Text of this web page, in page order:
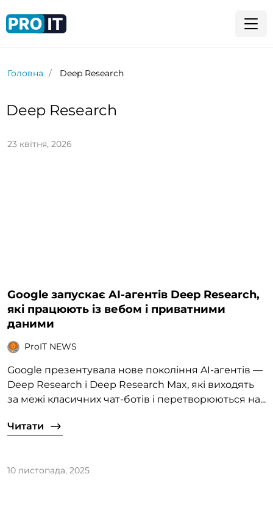
Головна Deep Research
Deep Research
23 квітня, 2026
Google запускає AI-агентів Deep Research,
які працюють із вебом і приватними
даними
ProIT NEWS
Google презентувала нове покоління AI-агентів —
Deep Research і Deep Research Max, які виходять
за межі класичних чат-ботів і перетворюються на...
Читати
10 листопада, 2025